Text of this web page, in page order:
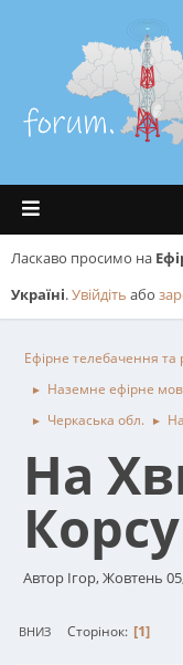
Ласкаво просимо на
Україні.Увійдіть або
Ефірне телебачення та
► Наземне ефірне
► Черкаська обл. ►
На
Автор Ігор, Жовтень
ВНИЗ Сторінок 1